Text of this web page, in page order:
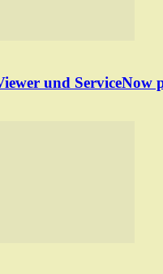
und ServiceNow